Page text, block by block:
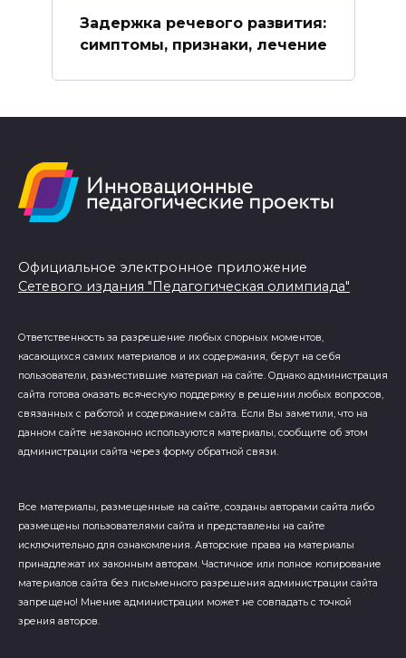
Задержка речевого развития:
симптомы, признаки, лечение
Официальное электронное приложение
Сетевого издания "Педагогическая олимпиада"
Ответственность за разрешение любых спорных моментов,
касающихся самих материалов и их содержания, берут на себя
пользователи, разместившие материал на сайте. Однако администрация
сайта готова оказать всяческую поддержку в решении любых вопросов,
связанных с работой и содержанием сайта. Если Вы заметили, что на
данном сайте незаконно используются материалы, сообщите об этом
администрации сайта через форму обратной связи.
Все материалы, размещенные на сайте, созданы авторами сайта либо
размещены пользователями сайта и представлены на сайте
исключительно для ознакомления. Авторские права на материалы
принадлежат их законным авторам. Частичное или полное копирование
материалов сайта без письменного разрешения администрации сайта
запрещено! Мнение администрации может не совпадать с точкой
зрения авторов.